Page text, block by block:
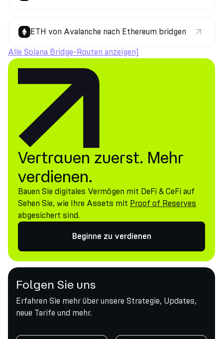
ETH von Avalanche nach Ethereum bridgen
Alle Solana Bridge-Routen anzeigen]
Vertrauen zuerst. Mehr
verdienen.
Bauen Sie digitales Vermögen mit DeFi & CeFi auf
Sehen Sie, wie Ihre Assets mit Proof of Reserves
abgesichert sind.
Beginne zu verdienen
Folgen Sie uns
Erfahren Sie mehr über unsere Strategie, Updates,
neue Tarife und mehr.